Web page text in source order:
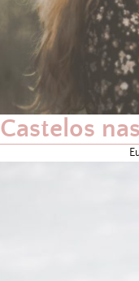
Castelos